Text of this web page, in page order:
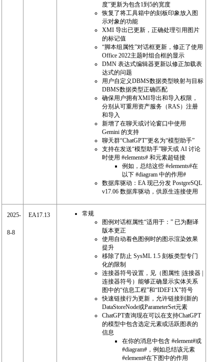
度”更新为包含1到5的宽度
恢复了将工具箱中的刻板印象放入图
示对象的功能
XMI 导出已更新，正确处理引用图片
的标记值
“脚本组属性”对话框更新，修正了使用
Office 2022主题时组合框的显示
DMN 表达式编辑器更新以修正加载表
达式的问题
用户自定义DBMS数据类型映射与目标
DBMS数据类型正确匹配
确保用户拥有XMI导出和导入权限，
分别从可重用资产服务（RAS）注册
和导入
新增了在聊天或讨论窗口中使用
Gemini 的支持
聊天群“ChatGPT”更名为“模型助手”
支持在发送“模型助手”聊天或 AI 讨论
时使用 #elements# 和元素超链接
例如，总结这些 #elements#在
以下 #diagram 中的作用#
数据库驱动：EA 现已分发 PostgreSQL
v17.06 数据库驱动，供原生连接使用
2025-
8-8
EA17.13
常规
图例对话框属性“适用于：” 已为翻译
版本更正
使用自动着色图例时的图示渲染效果
提升
移除了防止 SysML 1.5 刻板类型专门
化的限制
连接器符号设置，见（图属性 |连接器 |
连接器符号）能够正确显示实体关系
图中的“信息工程”和“IDEF1X”符号
快速链接行为更新，允许链接到新的
DataStoreNode或ParameterSet元素
ChatGPT查询现在可以在支持ChatGPT
的模型中包含选定元素或活跃图表的
信息
在你的消息中包含 #element#或
#diagram#，例如总结该元素
#element#在下图中的作用